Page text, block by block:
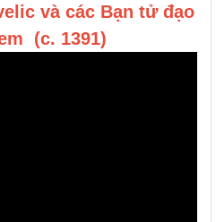
và các Bạn tử đạo
(c. 1391)